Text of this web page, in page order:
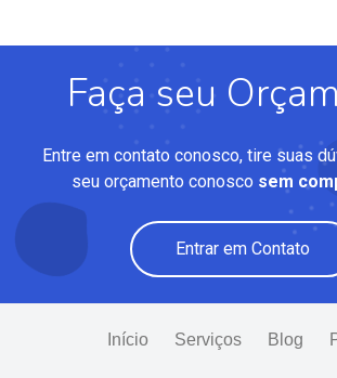
Faça seu
Entre em contato conosco, tire suas
seu orçamento conosco sem
Entrar em Contato
Início Serviços Blog